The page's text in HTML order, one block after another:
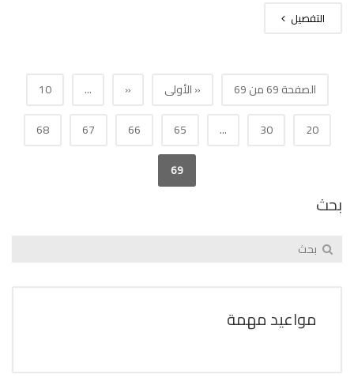
التفصيل
الصفحة 69 من 69 « الأولى «
...
10
20
30
...
65
66
67
68
69
بحث
مواعيد مهمة